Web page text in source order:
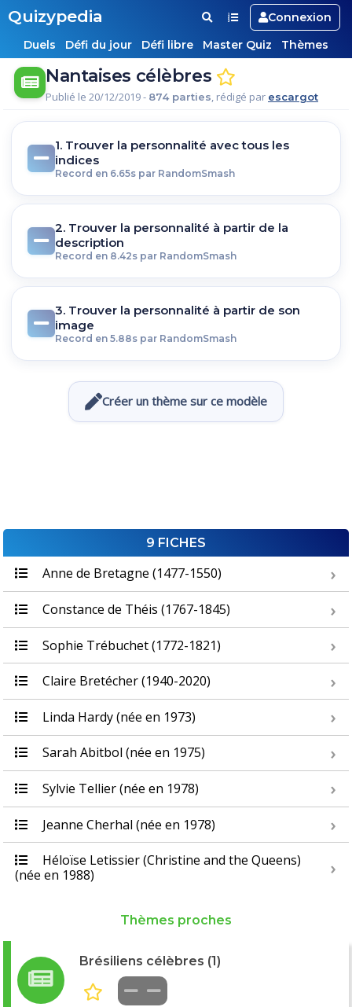
Quizypedia
Connexion
Duels
Défi du jour Défi libre Master Quiz Thèmes
Nantaises célèbres
Publié le 20/12/2019 - 874 parties, rédigé par escargot
1. Trouver la personnalité avec tous les
indices
Record en 6.65s par RandomSmash
2. Trouver la personnalité à partir de la
description
Record en 8.42s par RandomSmash
3. Trouver la personnalité à partir de son
image
Record en 5.88s par RandomSmash
Créer un thème sur ce modèle
9 FICHES
Anne de Bretagne (1477-1550)
Constance de Théis (1767-1845)
Sophie Trébuchet (1772-1821)
Claire Bretécher (1940-2020)
Linda Hardy (née en 1973)
Sarah Abitbol (née en 1975)
Sylvie Tellier (née en 1978)
Jeanne Cherhal (née en 1978)
Héloïse Letissier (Christine and the Queens)
(née en 1988)
Thèmes proches
Brésiliens célèbres (1)